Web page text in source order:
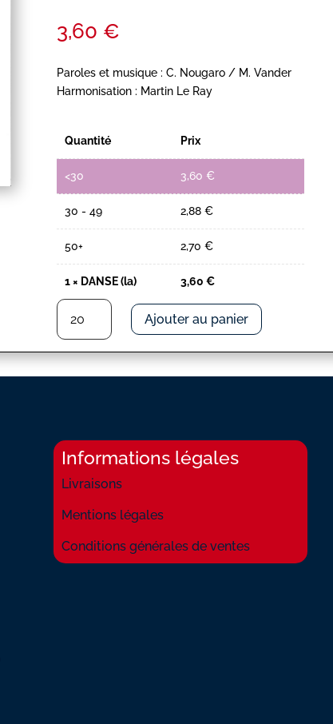
3,60 €
Paroles et musique : C. Nougaro / M. Vander
Harmonisation : Martin Le Ray
Quantité Prix
<30 3,60 €
30 - 49 2,88 €
50+ 2,70 €
1 × DANSE (la) 3,60 €
quantité
DANSE
(la)
Ajouter au panier
Informations légales
Livraisons
Mentions légales
Conditions générales de ventes